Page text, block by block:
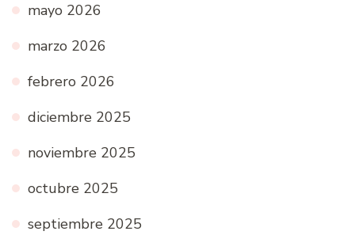
mayo 2026
marzo 2026
febrero 2026
diciembre 2025
noviembre 2025
octubre 2025
septiembre 2025